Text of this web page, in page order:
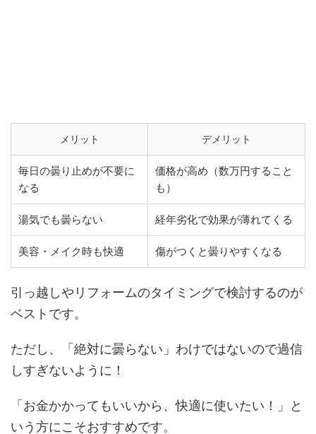
メリット デメリット
毎日の曇り止めが不要に
なる
価格が高め（数万円すること
も）
湯気でも曇らない 経年劣化で効果が薄れてくる
美容・メイク時も快適 傷がつくと曇りやすくなる
引っ越しやリフォームのタイミングで検討するのが
ベストです。
ただし、「絶対に曇らない」わけではないので過信
しすぎないように！
「お金かかってもいいから、快適に使いたい！」と
いう方にこそおすすめです。